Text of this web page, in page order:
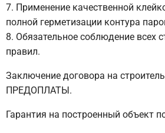
Применение качественной
полной герметизации контура
Обязательное соблюдение всех
правил.
Заключение договора на
ПРЕДОПЛАТЫ.
Гарантия на построенный объект